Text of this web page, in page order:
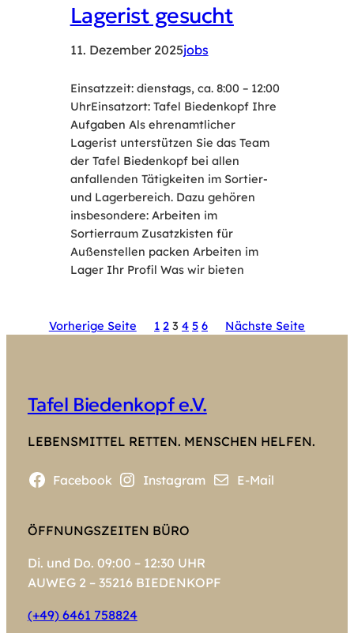
Lagerist gesucht
11. Dezember 2025jobs
Einsatzzeit: dienstags, ca. 8:00 – 12:00
UhrEinsatzort: Tafel Biedenkopf Ihre
Aufgaben Als ehrenamtlicher
Lagerist unterstützen Sie das Team
der Tafel Biedenkopf bei allen
anfallenden Tätigkeiten im Sortier-
und Lagerbereich. Dazu gehören
insbesondere: Arbeiten im
Sortierraum Zusatzkisten für
Außenstellen packen Arbeiten im
Lager Ihr Profil Was wir bieten
Vorherige Seite 1 2 3 4 5 6 Nächste Seite
Tafel Biedenkopf e.V.
LEBENSMITTEL RETTEN. MENSCHEN HELFEN.
Facebook Instagram E-Mail
ÖFFNUNGSZEITEN BÜRO
Di. und Do. 09:00 – 12:30 UHR
AUWEG 2 – 35216 BIEDENKOPF
(+49) 6461 758824